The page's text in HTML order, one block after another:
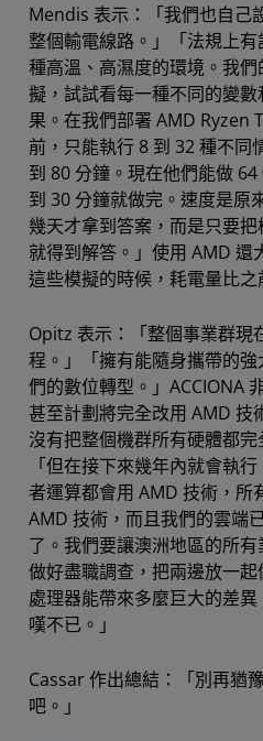
Mendis 表示：「我們也自己
整個輸電線路。」「法規上
種高溫、高濕度的環境。我
擬，試試看每一種不同的變
果。在我們部署 AMD
前，只能執行 8 到 32 種不同
到 80 分鐘。現在他們能做
到 30 分鐘就做完。速度是原
幾天才拿到答案，而是只要
就得到解答。」使用 AMD 還
這些模擬的時候，耗電量比之
Opitz 表示：「整個事業群現
程。」「擁有能隨身攜帶的
們的數位轉型。」ACCIONA
甚至計劃將完全改用 AMD 技
沒有把整個機群所有硬體都完
「但在接下來幾年內就會執
者運算都會用 AMD 技術，所
AMD 技術，而且我們的雲端
了。我們要讓澳洲地區的所
做好盡職調查，把兩邊放一
處理器能帶來多麼巨大的差
嘆不已。」
Cassar 作出總結：「別再猶
吧。」